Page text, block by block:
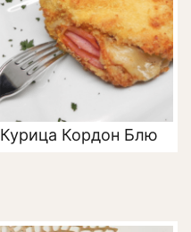
Курица Кордон Блю